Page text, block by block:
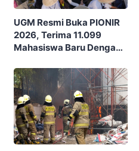
UGM Resmi Buka PIONIR
2026, Terima 11.099
Mahasiswa Baru Dengan
Membangun Bangsa”